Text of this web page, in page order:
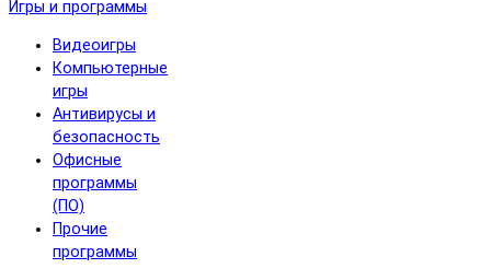
Игры и программы
Видеоигры
Компьютерные
игры
Антивирусы и
безопасность
Офисные
программы
(ПО)
Прочие
программы